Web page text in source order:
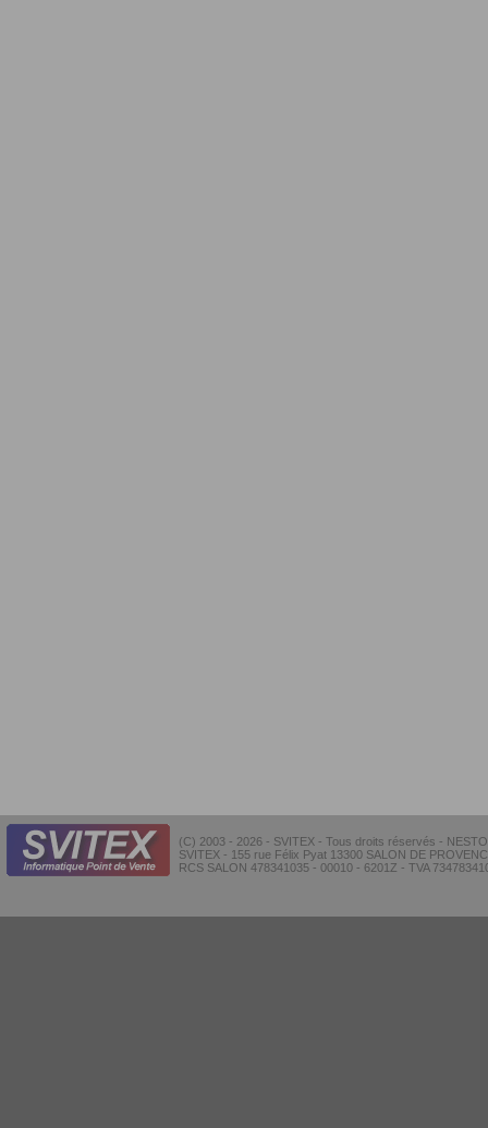
(C) 2003 - 2026 - SVITEX - Tous droits réservés -
SVITEX - 155 rue Félix Pyat 13300 SALON DE
RCS SALON 478341035 - 00010 - 6201Z - TVA